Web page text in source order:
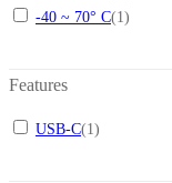
-40 ~ 70° C(1 )
Features
USB-C(1 )